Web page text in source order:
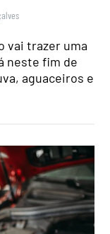
vai trazer uma
neste fim de
aguaceiros e